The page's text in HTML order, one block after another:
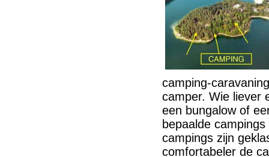
camping-
camper. Wie liever
een bungalow of
bepaalde
campings zijn
comfortabeler de